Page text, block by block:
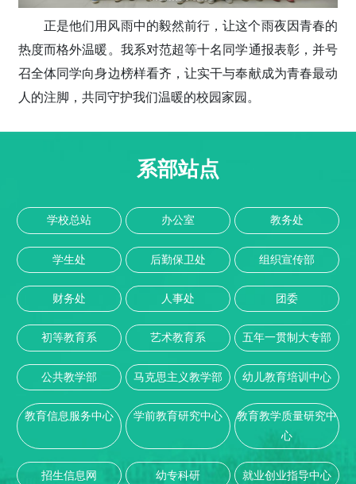
正是他们用风雨中的毅然前行，让这个雨夜因青春的
热度而格外温暖。我系对范超等十名同学通报表彰，并号
召全体同学向身边榜样看齐，让实干与奉献成为青春最动
人的注脚，共同守护我们温暖的校园家园。
系部站点
学校总站 办公室 教务处
学生处 后勤保卫处 组织宣传部
财务处 人事处 团委
初等教育系 艺术教育系 五年一贯制大专部
公共教学部 马克思主义教学部 幼儿教育培训中心
教育信息服务中心 学前教育研究中心
教育教学质量研究中
心
招生信息网 幼专科研 就业创业指导中心